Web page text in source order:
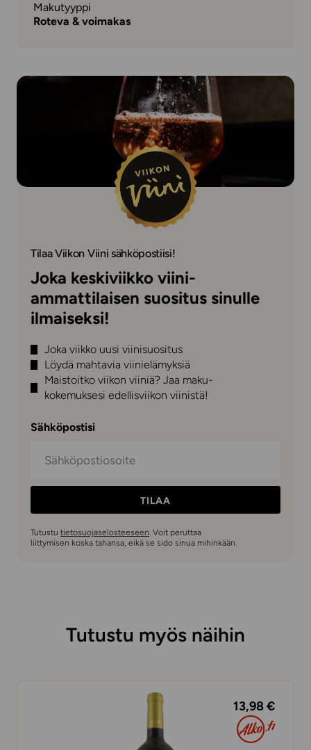
Makutyyppi
Roteva & voimakas
Tilaa Viikon Viini sähköpostiisi!
Joka keskiviikko viini-
ammattilaisen suositus sinulle
ilmaiseksi!
Joka viikko uusi viinisuositus
Löydä mahtavia viinielämyksiä
Maistoitko viikon viiniä? Jaa maku-
kokemuksesi edellisviikon viinistä!
Sähköpostisi
TILAA
Tutustu tietosuojaselosteeseen. Voit peruttaa
liittymisen koska tahansa, eikä se sido sinua mihinkään.
Tutustu myös näihin
13,98 €